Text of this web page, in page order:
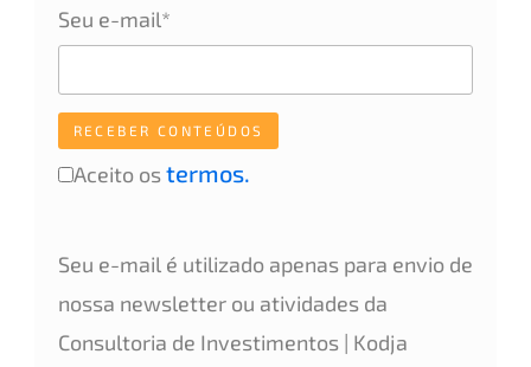
Seu e-mail*
Aceito ostermos.
Seu e-mail é utilizado apenas para envio de
nossa newsletter ou atividades da
Consultoria de Investimentos | Kodja